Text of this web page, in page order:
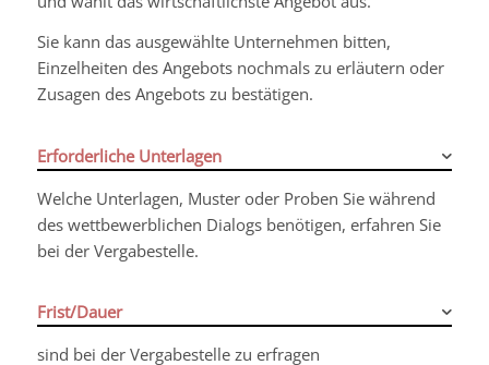
Sie kann das ausgewählte Unternehmen bitten,
Einzelheiten des Angebots nochmals zu erläutern oder
Zusagen des Angebots zu bestätigen.
Erforderliche Unterlagen
Welche Unterlagen, Muster oder Proben Sie während
des wettbewerblichen Dialogs benötigen, erfahren Sie
bei der Vergabestelle.
Frist/Dauer
sind bei der Vergabestelle zu erfragen